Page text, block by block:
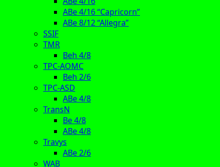
ABe 4/16 “Capricorn”
ABe 8/12 “Allegra”
SSIF
TMR
Beh 4/8
TPC-AOMC
Beh 2/6
TPC-ASD
ABe 4/8
TransN
Be 4/8
ABe 4/8
Travys
ABe 2/6
WAB